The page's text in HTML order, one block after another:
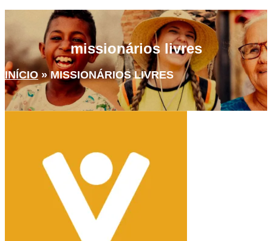
missionários livres
INÍCIO»MISSIONÁRIOS LIVRES